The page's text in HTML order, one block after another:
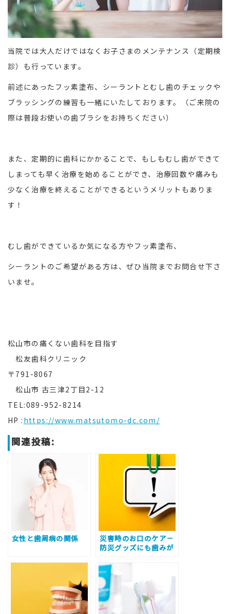
当院では大人だけではなくお子さまのメンテナンス（定期検
診）も行っています。
前述にあったフッ素塗布、シーラントとむし歯のチェックや
ブラッシングの練習も一緒にいたしております。（ご来院の
際は普段お使いの歯ブラシをお持ちください）
また、定期的に歯科にかかることで、もしもむし歯ができて
しまっても早く治療を始めることができ、治療回数や痛みも
少なく治療を終えることができるというメリットもありま
す！
むし歯ができているか気になる方やフッ素塗布、
シーラントのご希望がある方は、ぜひ当院までお問合せ下さ
いませ。
松山市の痛くない歯科を目指す
松友歯科クリニック
〒791-8067
松山市 古三津2丁目2-12
TEL:089-952-8214
HP : https://www.matsutomo-dc.com/
関連投稿:
女性と歯周病の関係
災害時のお口のケア－
防災グッズにも歯みが
く！